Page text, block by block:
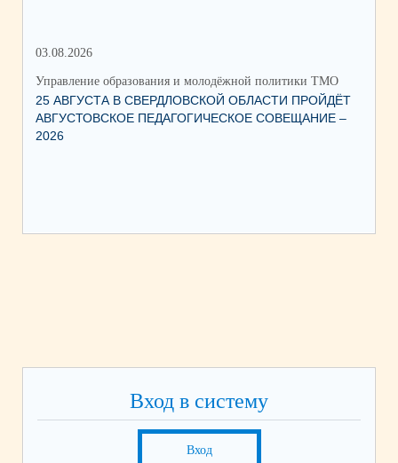
03.08.2026
Управление образования и молодёжной политики ТМО
25 АВГУСТА В СВЕРДЛОВСКОЙ ОБЛАСТИ ПРОЙДЁТ
АВГУСТОВСКОЕ ПЕДАГОГИЧЕСКОЕ СОВЕЩАНИЕ –
2026
Вход в систему
Вход